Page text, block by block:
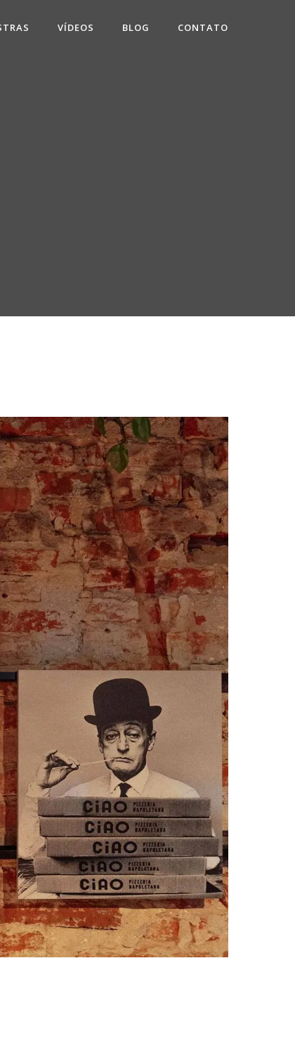
VÍDEOS BLOG CONTATO